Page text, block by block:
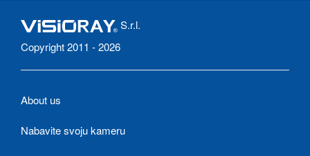
S.r.l.
Copyright 2011 - 2026
About us
Nabavite svoju kameru